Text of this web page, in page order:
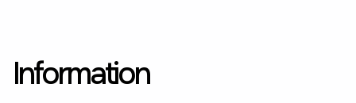
Information